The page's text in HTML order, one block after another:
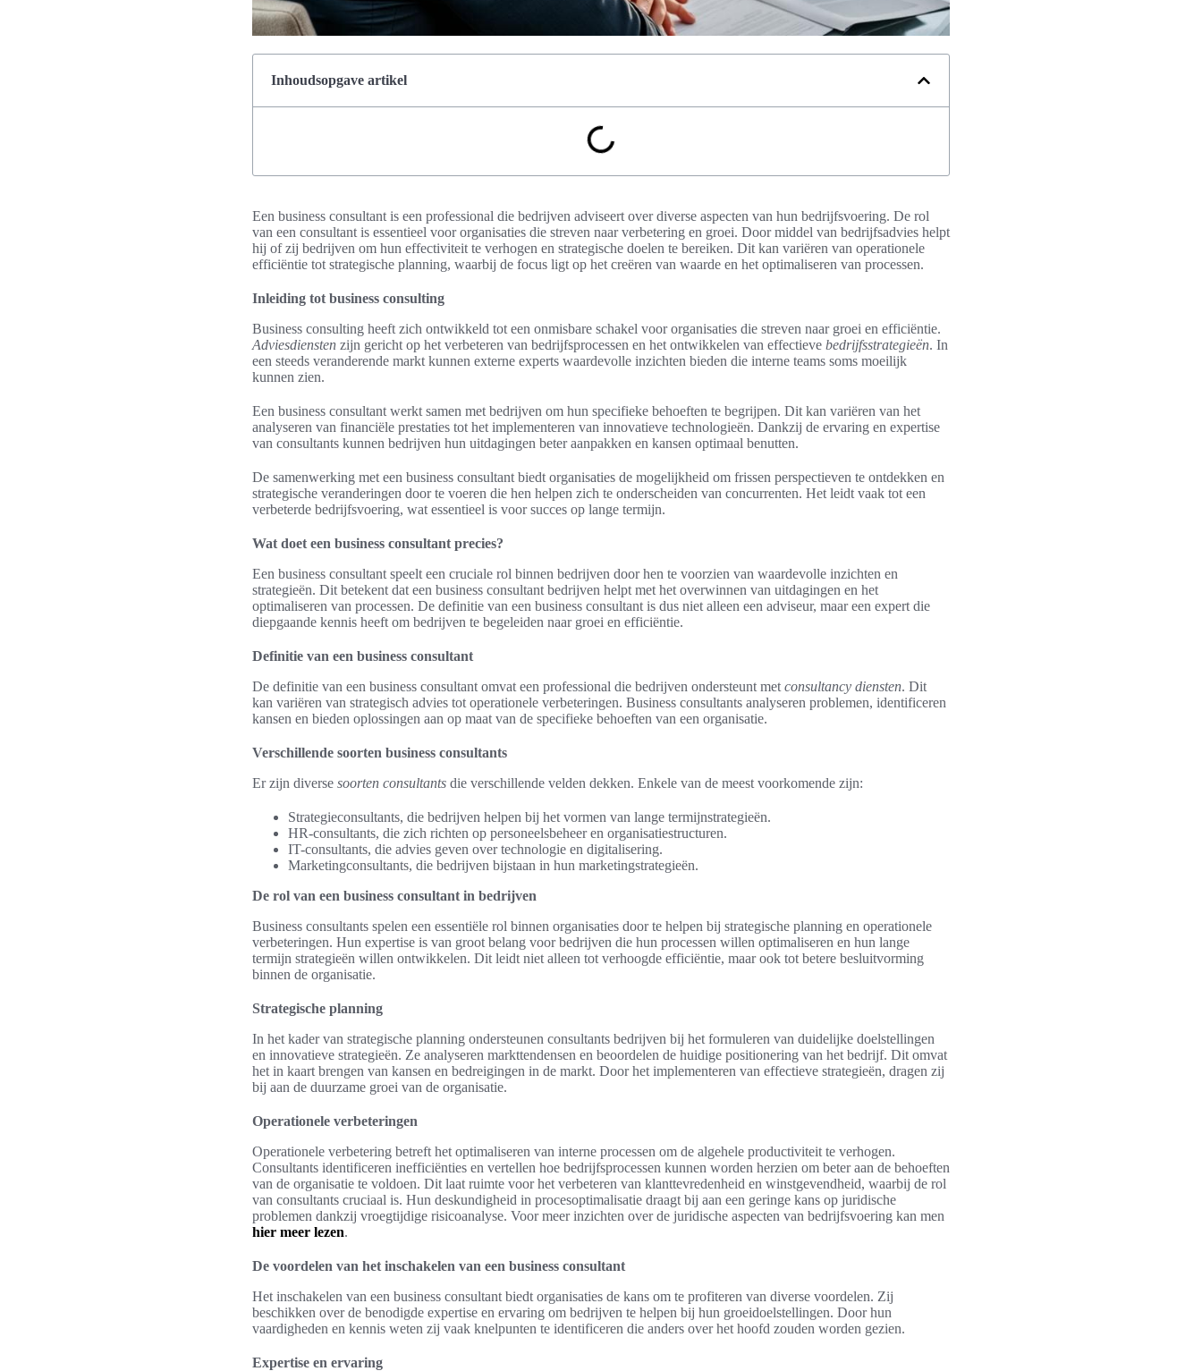
Inhoudsopgave artikel
Een business consultant is een professional die bedrijven adviseert over diverse aspecten van hun bedrijfsvoering. De rol
van een consultant is essentieel voor organisaties die streven naar verbetering en groei. Door middel van bedrijfsadvies helpt
hij of zij bedrijven om hun effectiviteit te verhogen en strategische doelen te bereiken. Dit kan variëren van operationele
efficiëntie tot strategische planning, waarbij de focus ligt op het creëren van waarde en het optimaliseren van processen.
Inleiding tot business consulting
Business consulting heeft zich ontwikkeld tot een onmisbare schakel voor organisaties die streven naar groei en efficiëntie.
Adviesdiensten zijn gericht op het verbeteren van bedrijfsprocessen en het ontwikkelen van effectieve bedrijfsstrategieën. In
een steeds veranderende markt kunnen externe experts waardevolle inzichten bieden die interne teams soms moeilijk
kunnen zien.
Een business consultant werkt samen met bedrijven om hun specifieke behoeften te begrijpen. Dit kan variëren van het
analyseren van financiële prestaties tot het implementeren van innovatieve technologieën. Dankzij de ervaring en expertise
van consultants kunnen bedrijven hun uitdagingen beter aanpakken en kansen optimaal benutten.
De samenwerking met een business consultant biedt organisaties de mogelijkheid om frissen perspectieven te ontdekken en
strategische veranderingen door te voeren die hen helpen zich te onderscheiden van concurrenten. Het leidt vaak tot een
verbeterde bedrijfsvoering, wat essentieel is voor succes op lange termijn.
Wat doet een business consultant precies?
Een business consultant speelt een cruciale rol binnen bedrijven door hen te voorzien van waardevolle inzichten en
strategieën. Dit betekent dat een business consultant bedrijven helpt met het overwinnen van uitdagingen en het
optimaliseren van processen. De definitie van een business consultant is dus niet alleen een adviseur, maar een expert die
diepgaande kennis heeft om bedrijven te begeleiden naar groei en efficiëntie.
Definitie van een business consultant
De definitie van een business consultant omvat een professional die bedrijven ondersteunt met consultancy diensten. Dit
kan variëren van strategisch advies tot operationele verbeteringen. Business consultants analyseren problemen, identificeren
kansen en bieden oplossingen aan op maat van de specifieke behoeften van een organisatie.
Verschillende soorten business consultants
Er zijn diverse soorten consultants die verschillende velden dekken. Enkele van de meest voorkomende zijn:
Strategieconsultants, die bedrijven helpen bij het vormen van lange termijnstrategieën.
HR-consultants, die zich richten op personeelsbeheer en organisatiestructuren.
IT-consultants, die advies geven over technologie en digitalisering.
Marketingconsultants, die bedrijven bijstaan in hun marketingstrategieën.
De rol van een business consultant in bedrijven
Business consultants spelen een essentiële rol binnen organisaties door te helpen bij strategische planning en operationele
verbeteringen. Hun expertise is van groot belang voor bedrijven die hun processen willen optimaliseren en hun lange
termijn strategieën willen ontwikkelen. Dit leidt niet alleen tot verhoogde efficiëntie, maar ook tot betere besluitvorming
binnen de organisatie.
Strategische planning
In het kader van strategische planning ondersteunen consultants bedrijven bij het formuleren van duidelijke doelstellingen
en innovatieve strategieën. Ze analyseren markttendensen en beoordelen de huidige positionering van het bedrijf. Dit omvat
het in kaart brengen van kansen en bedreigingen in de markt. Door het implementeren van effectieve strategieën, dragen zij
bij aan de duurzame groei van de organisatie.
Operationele verbeteringen
Operationele verbetering betreft het optimaliseren van interne processen om de algehele productiviteit te verhogen.
Consultants identificeren inefficiënties en vertellen hoe bedrijfsprocessen kunnen worden herzien om beter aan de behoeften
van de organisatie te voldoen. Dit laat ruimte voor het verbeteren van klanttevredenheid en winstgevendheid, waarbij de rol
van consultants cruciaal is. Hun deskundigheid in procesoptimalisatie draagt bij aan een geringe kans op juridische
problemen dankzij vroegtijdige risicoanalyse. Voor meer inzichten over de juridische aspecten van bedrijfsvoering kan men
hier meer lezen.
De voordelen van het inschakelen van een business consultant
Het inschakelen van een business consultant biedt organisaties de kans om te profiteren van diverse voordelen. Zij
beschikken over de benodigde expertise en ervaring om bedrijven te helpen bij hun groeidoelstellingen. Door hun
vaardigheden en kennis weten zij vaak knelpunten te identificeren die anders over het hoofd zouden worden gezien.
Expertise en ervaring